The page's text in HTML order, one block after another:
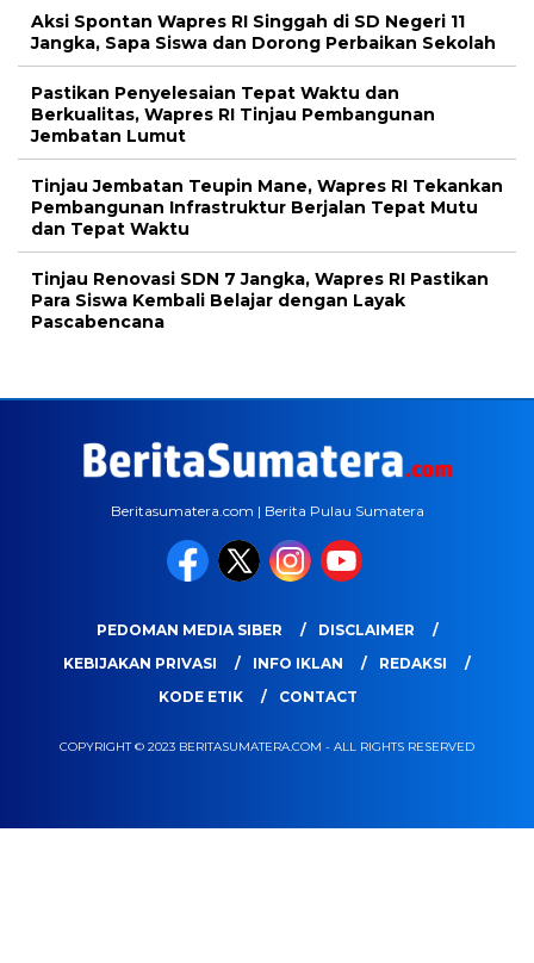
Aksi Spontan Wapres RI Singgah di SD Negeri 11
Jangka, Sapa Siswa dan Dorong Perbaikan Sekolah
Pastikan Penyelesaian Tepat Waktu dan
Berkualitas, Wapres RI Tinjau Pembangunan
Jembatan Lumut
Tinjau Jembatan Teupin Mane, Wapres RI Tekankan
Pembangunan Infrastruktur Berjalan Tepat Mutu
dan Tepat Waktu
Tinjau Renovasi SDN 7 Jangka, Wapres RI Pastikan
Para Siswa Kembali Belajar dengan Layak
Pascabencana
Beritasumatera.com | Berita Pulau Sumatera
PEDOMAN MEDIA SIBER
DISCLAIMER
KEBIJAKAN PRIVASI
INFO IKLAN
REDAKSI
KODE ETIK
CONTACT
COPYRIGHT © 2023 BERITASUMATERA.COM - ALL RIGHTS RESERVED